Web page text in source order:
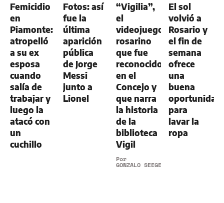
Femicidio
en
Piamonte:
atropelló
a su ex
esposa
cuando
salía de
trabajar y
luego la
atacó con
un
cuchillo
Fotos: así
fue la
última
aparición
pública
de Jorge
Messi
junto a
Lionel
“Vigilia”,
el
videojuego
rosarino
que fue
reconocido
en el
Concejo y
que narra
la historia
de la
biblioteca
Vigil
Por
GONZALO SEEGER
El sol
volvió a
Rosario y
el fin de
semana
ofrece
una
buena
oportunidad
para
lavar la
ropa